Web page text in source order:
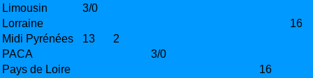
Limousin
3/0
Lorraine
16
Midi Pyrénées
13
2
PACA
3/0
Pays de Loire
16